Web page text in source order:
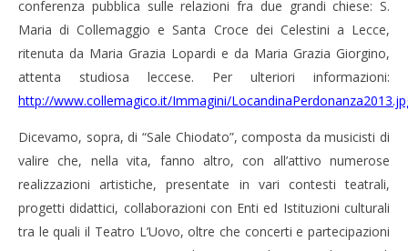
conferenza pubblica sulle relazioni fra due grandi chiese: S.
Maria di Collemaggio e Santa Croce dei Celestini a Lecce,
ritenuta da Maria Grazia Lopardi e da Maria Grazia Giorgino,
attenta studiosa leccese. Per ulteriori informazioni:
http://www.collemagico.it/Immagini/
Dicevamo, sopra, di “Sale Chiodato”, composta da musicisti di
valire che, nella vita, fanno altro, con all’attivo numerose
realizzazioni artistiche, presentate in vari contesti teatrali,
progetti didattici, collaborazioni con Enti ed Istituzioni culturali
tra le quali il Teatro L’Uovo, oltre che concerti e partecipazioni